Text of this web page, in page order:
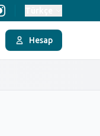
Hesap